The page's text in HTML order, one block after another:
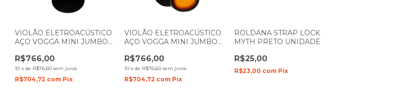
VIOLÃO ELETROACÚSTICO
AÇO VOGGA MINI JUMBO
PRETO
R$766,00
10 x de R$76,60 sem juros
R$704,72 com Pix
VIOLÃO ELETROACÚSTICO
AÇO VOGGA MINI JUMBO
SUNBURST
R$766,00
10 xde R$76,60 sem juros
R$704,72 com Pix
ROLDANA STRAP LOCK
MYTH PRETO UNIDADE
R$25,00
R$23,00 com Pix